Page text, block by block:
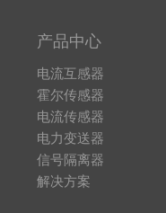
产品中心
电流互感器
霍尔传感器
电流传感器
电力变送器
信号隔离器
解决方案